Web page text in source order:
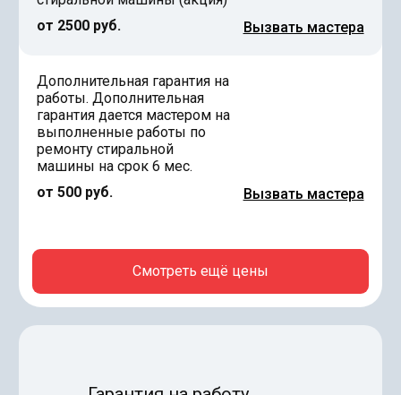
от 2500 руб.
Вызвать мастера
Дополнительная гарантия на
работы. Дополнительная
гарантия дается мастером на
выполненные работы по
ремонту стиральной
машины на срок 6 мес.
от 500 руб.
Вызвать мастера
Смотреть ещё цены